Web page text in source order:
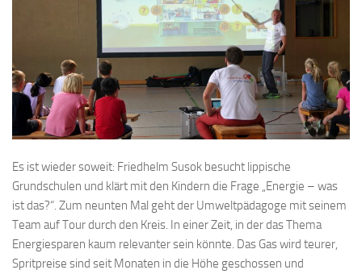
Es ist wieder soweit: Friedhelm Susok besucht lippische
Grundschulen und klärt mit den Kindern die Frage „Energie – was
ist das?“. Zum neunten Mal geht der Umweltpädagoge mit seinem
Team auf Tour durch den Kreis. In einer Zeit, in der das Thema
Energiesparen kaum relevanter sein könnte. Das Gas wird teurer,
Spritpreise sind seit Monaten in die Höhe geschossen und